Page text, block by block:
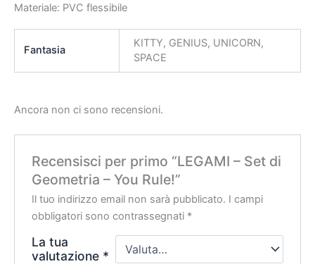
Materiale: PVC flessibile
Fantasia
KITTY, GENIUS, UNICORN,
SPACE
Ancora non ci sono recensioni.
Recensisci per primo “LEGAMI – Set di
Geometria – You Rule!”
Il tuo indirizzo email non sarà pubblicato. I campi
obbligatori sono contrassegnati *
La tua
valutazione *